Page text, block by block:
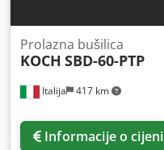
Italija 417 km
Prolazna bušilica
KOCH SBD-60-PTP
Informacije o cijeni